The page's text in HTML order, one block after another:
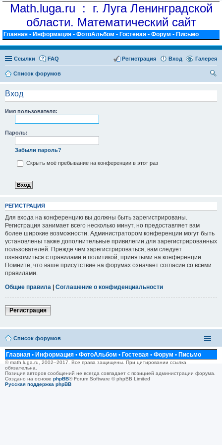
Math.luga.ru : г. Луга Ленинградской
области. Математический сайт
Главная • Информация • ФотоАльбом • Гостевая • Форум • Письмо
Ссылки Галерея
FAQ Вход
Регистрация
Список форумов
Вход
Имя пользователя:
Пароль:
Забыли пароль?
Скрыть моё пребывание на конференции в этот раз
РЕГИСТРАЦИЯ
Для входа на конференцию вы должны быть зарегистрированы.
Регистрация занимает всего несколько минут, но предоставляет вам
более широкие возможности. Администратором конференции могут быть
установлены также дополнительные привилегии для зарегистрированных
пользователей. Прежде чем зарегистрироваться, вам следует
ознакомиться с правилами и политикой, принятыми на конференции.
Помните, что ваше присутствие на форумах означает согласие со всеми
правилами.
Общие правила | Соглашение о конфиденциальности
Регистрация
Список форумов
Главная • Информация • ФотоАльбом • Гостевая • Форум • Письмо
© math.luga.ru, 2002–2017. Все права защищены. При цитировании ссылка
обязательна.
Позиция авторов сообщений не всегда совпадает с позицией администрации форума.
Создано на основе phpBB® Forum Software © phpBB Limited
Русская поддержка phpBB